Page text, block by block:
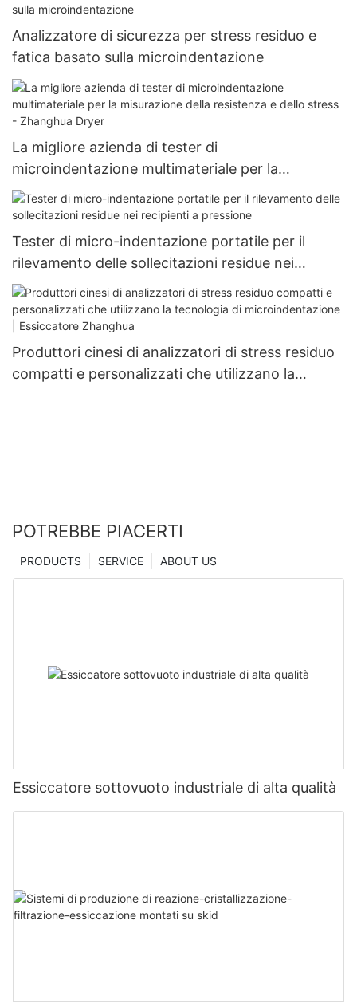
Analizzatore di sicurezza per stress residuo e
fatica basato sulla microindentazione
La migliore azienda di tester di
microindentazione multimateriale per la
misurazione della resistenza e dello stress -
Zhanghua Dryer
Tester di micro-indentazione portatile per il
rilevamento delle sollecitazioni residue nei
recipienti a pressione
Produttori cinesi di analizzatori di stress residuo
compatti e personalizzati che utilizzano la
POTREBBE PIACERTI
ABOUT US
SERVICE
PRODUCTS
Essiccatore sottovuoto industriale di alta qualità